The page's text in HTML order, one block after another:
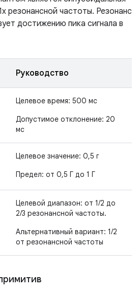
резонансной частоты. Резонанс
достижению пика сигнала в
Руководство
Целевое время: 500 мс
Допустимое отклонение: 20
мс
Целевое значение: 0,5 г
Предел: от 0,5 Г до 1 Г
Целевой диапазон: от 1/2 до
2/3 резонансной частоты.
Альтернативный вариант: 1/2
от резонансной частоты